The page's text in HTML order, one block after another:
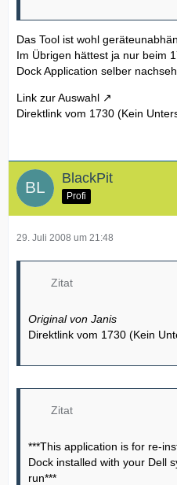
Das Tool ist wohl
Im Übrigen hättest ja nur beim
Dock Application selber
Link zur Auswahl
Direktlink vom 1730 (Kein
BlackPit
Profi
29. Juli 2008 um 21:48
Zitat
Original von Janis
Direktlink vom 1730 (Kein
Zitat
***This application is for re-
Dock installed with your Dell
run***